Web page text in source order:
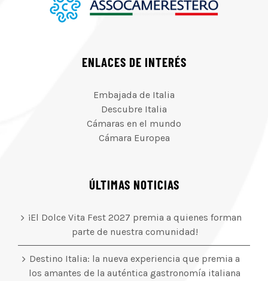
ENLACES DE INTERÉS
Embajada de Italia
Descubre Italia
Cámaras en el mundo
Cámara Europea
ÚLTIMAS NOTICIAS
¡El Dolce Vita Fest 2027 premia a quienes forman
parte de nuestra comunidad!
Destino Italia: la nueva experiencia que premia a
los amantes de la auténtica gastronomía italiana